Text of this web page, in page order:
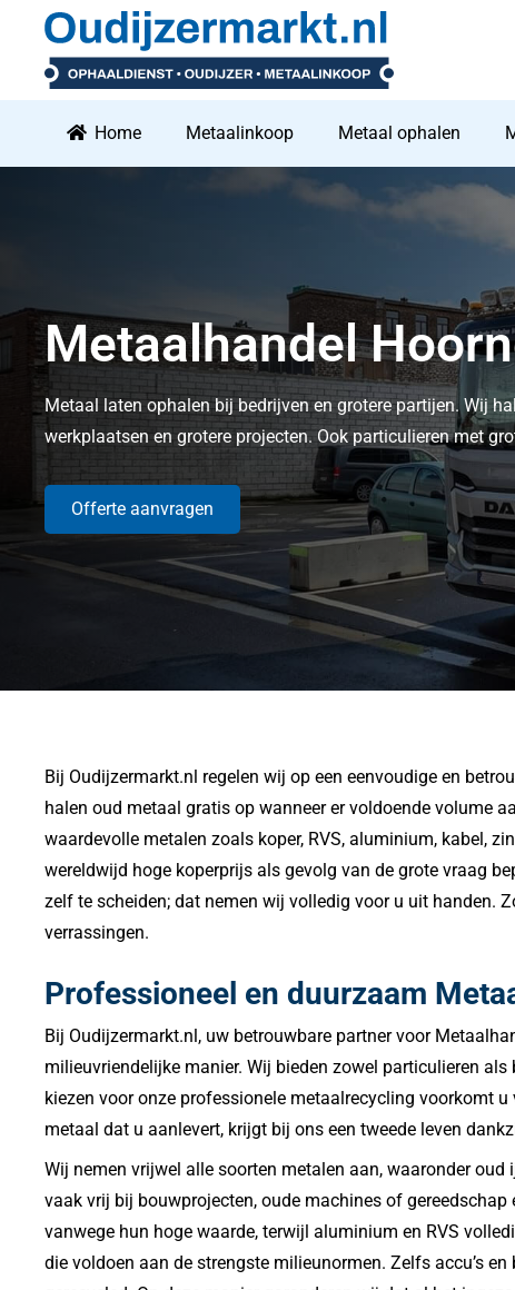
Home Metaalinkoop Metaal ophalen
Metaalhandel
Metaal laten ophalen bij bedrijven en grotere partijen. Wij
werkplaatsen en grotere projecten. Ook particulieren met
Offerte aanvragen
Bij Oudijzermarkt.nl regelen wij op een eenvoudige en
halen oud metaal gratis op wanneer er voldoende volume
waardevolle metalen zoals koper, RVS, aluminium, kabel,
wereldwijd hoge koperprijs als gevolg van de grote vraag
zelf te scheiden; dat nemen wij volledig voor u uit handen.
verrassingen.
Professioneel en duurzaam
Bij Oudijzermarkt.nl, uw betrouwbare partner voor
milieuvriendelijke manier. Wij bieden zowel particulieren
kiezen voor onze professionele metaalrecycling voorkomt
metaal dat u aanlevert, krijgt bij ons een tweede leven
Wij nemen vrijwel alle soorten metalen aan, waaronder oud
vaak vrij bij bouwprojecten, oude machines of
vanwege hun hoge waarde, terwijl aluminium en RVS
die voldoen aan de strengste milieunormen. Zelfs accu’s